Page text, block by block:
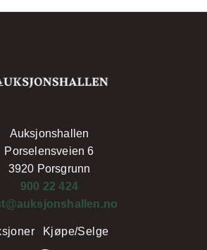
Auksjonshallen
Porselensveien 6
3920 Porsgrunn
900 22 424
Kjøpe/Selge